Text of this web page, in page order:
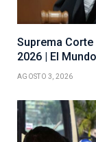
Suprema
2026 | El
AGOSTO 3, 2026